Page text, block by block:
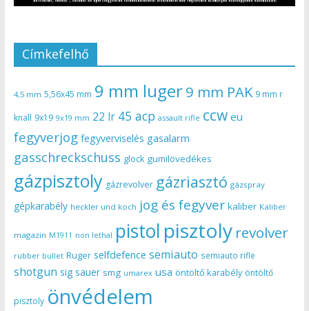
Címkefelhő
4,5 mm 5,56x45 mm 9 mm luger9 mm PAK 9 mm r
knall 9x19 9x19 mm 22 lr 45 acp assault rifle ccw eu
fegyverjog fegyverviselés gasalarm
gasschreckschuss glock gumilövedékes
gázpisztoly gázrevolver gázriasztó gázspray
gépkarabély heckler und koch jog és fegyver kaliber Kaliber
magazin M1911 non lethal pistol pisztoly revolver
rubber bullet Ruger selfdefence semiauto semiauto rifle
shotgun sig sauer smg umarex usa öntöltő karabély öntöltő
pisztoly önvédelem